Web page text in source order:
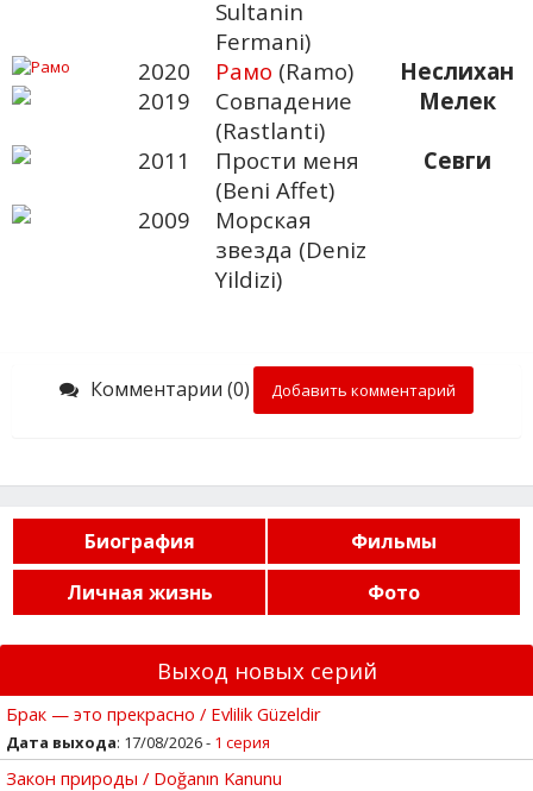
Sultanin
Fermani)
2020
Рамо (Ramo)
Неслихан
2019
Совпадение
(Rastlanti)
Мелек
2011
Прости меня
(Beni Affet)
Севги
2009
Морская
звезда (Deniz
Yildizi)
Комментарии (0) Добавить комментарий
Биография
Фильмы
Личная жизнь
Фото
Выход новых серий
Брак — это прекрасно / Evlilik Güzeldir
Дата выхода: 17/08/2026 - 1 серия
Закон природы / Doğanın Kanunu